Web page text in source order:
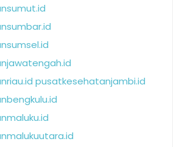
pusatkesehatanjambi.id